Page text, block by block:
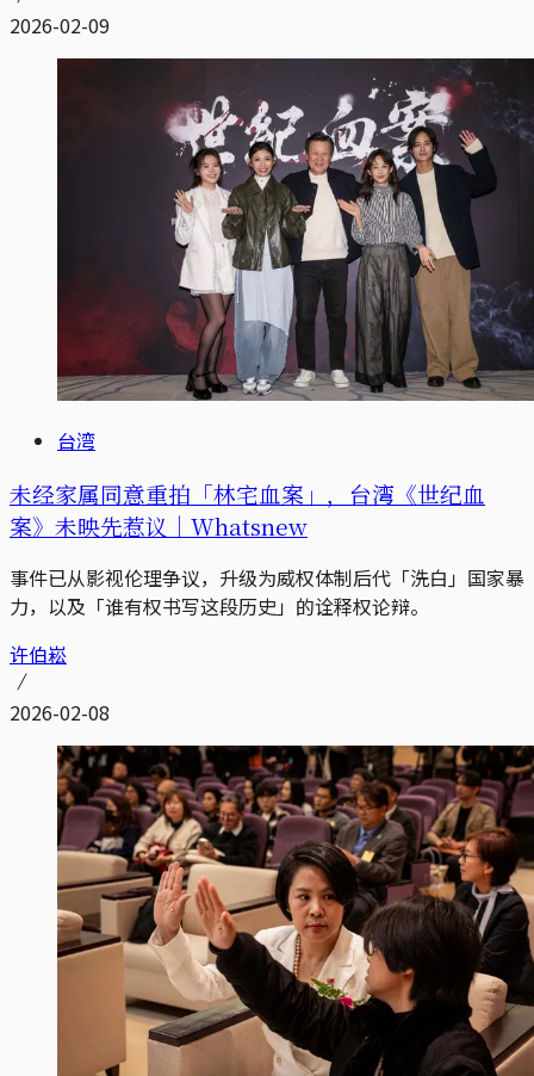
2026-02-09
台湾
未经家属同意重拍「林宅血案」，台湾《世纪血
案》未映先惹议｜Whatsnew
事件已从影视伦理争议，升级为威权体制后代「洗白」国家暴
力，以及「谁有权书写这段历史」的诠释权论辩。
许伯崧
2026-02-08